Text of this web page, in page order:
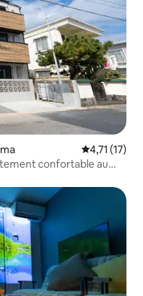
Note
4,71 (17)
confortable au
201.